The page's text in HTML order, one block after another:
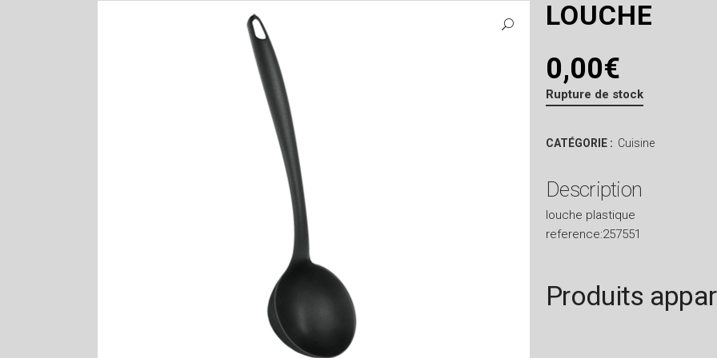
LOUCHE
0,00€
Rupture de stock
CATÉGORIE : Cuisine
Description
louche plastique
reference:257551
Produits